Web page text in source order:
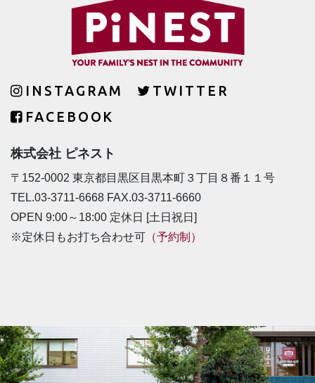
INSTAGRAM
TWITTER
FACEBOOK
株式会社 ピネスト
〒152-0002 東京都目黒区目黒本町３丁目８番１１号
TEL.03-3711-6668 FAX.03-3711-6660
OPEN 9:00～18:00 定休日 [土日祝日]
※定休日もお打ち合わせ可 （予約制）